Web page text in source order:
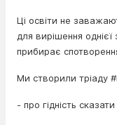
Ці освіти не
для вирішення
прибирає
Ми створили тріаду
- про гідність сказати